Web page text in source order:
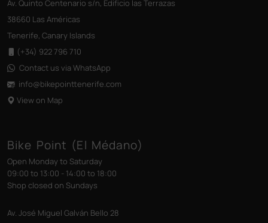
Av. Quinto Centenario s/n, Edificio las Terrazas
38660 Las Américas
Tenerife, Canary Islands
(+34) 922 796 710
Contact us via WhatsApp
info@bikepointtenerife.com
View on Map
Bike Point (El Médano)
Open Monday to Saturday
09:00 to 13:00 - 14:00 to 18:00
Shop closed on Sundays
Av. José Miguel Galván Bello 28